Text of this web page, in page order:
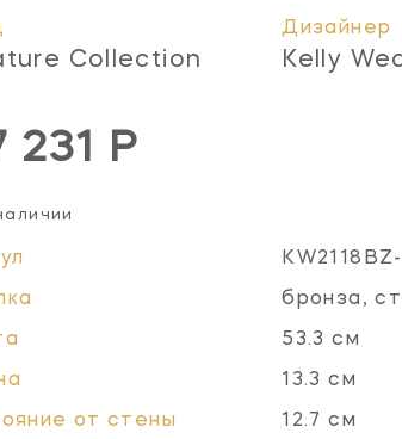
Collection
Дизайнер
Kelly
231 Р
бронза,
53.3 см
13.3 см
от стены 12.7 см